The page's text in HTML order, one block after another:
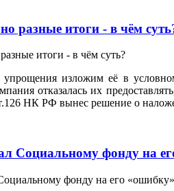
разные итоги - в чём
изложим её в
отказалась их
НК РФ вынес решение о
Социальному фонду на